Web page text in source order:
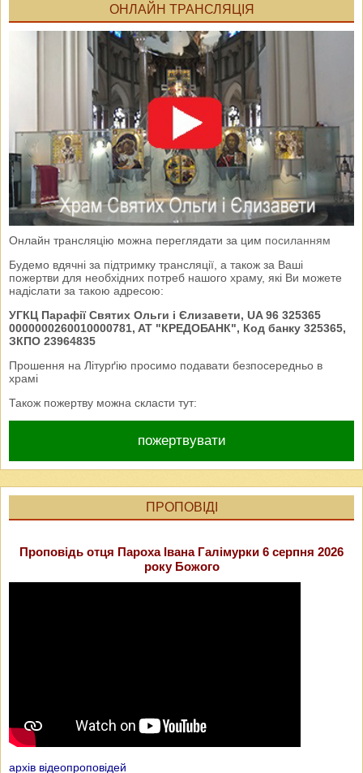
ОНЛАЙН ТРАНСЛЯЦІЯ
Онлайн трансляцію можна переглядати за цим посиланням
Будемо вдячні за підтримку трансляції, а також за Ваші
пожертви для необхідних потреб нашого храму, які Ви можете
надіслати за такою адресою:
УГКЦ Парафії Святих Ольги і Єлизавети, UA 96 325365
0000000260010000781, AT "КРЕДОБАНК", Код банку 325365,
ЗКПО 23964835
Прошення на Літурґію просимо подавати безпосередньо в
храмі
Також пожертву можна скласти тут:
пожертвувати
ПРОПОВІДІ
Проповідь отця Пароха Івана Галімурки 6 серпня 2026
року Божого
архів відеопроповідей